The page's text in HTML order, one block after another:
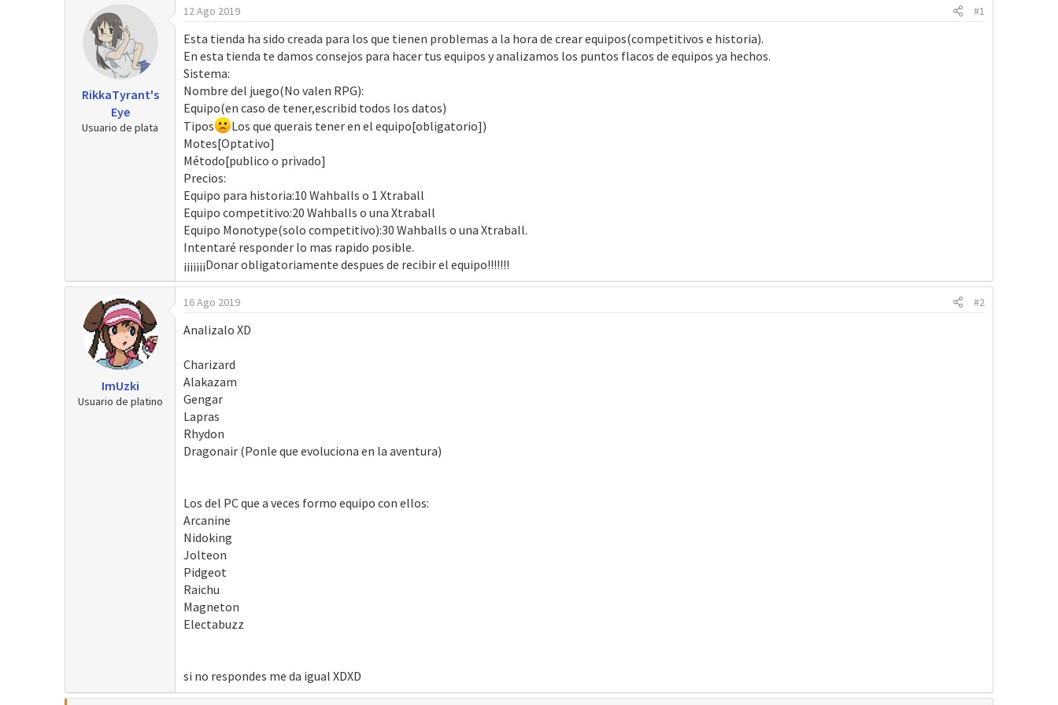
a
e
i
n
i
c
i
o
RikkaTyrant's
Eye
Usuario de plata
12 Ago 2019 #1
Esta tienda ha sido creada para los que tienen problemas a la hora de crear equipos(competitivos e historia).
En esta tienda te damos consejos para hacer tus equipos y analizamos los puntos flacos de equipos ya hechos.
Sistema:
Nombre del juego(No valen RPG):
Equipo(en caso de tener,escribid todos los datos)
Tipos
Los que querais tener en el equipo[obligatorio])
Motes[Optativo]
Método[publico o privado]
Precios:
Equipo para historia:10 Wahballs o 1 Xtraball
Equipo competitivo:20 Wahballs o una Xtraball
Equipo Monotype(solo competitivo):30 Wahballs o una Xtraball.
Intentaré responder lo mas rapido posible.
¡¡¡¡¡¡¡Donar obligatoriamente despues de recibir el equipo!!!!!!!
ImUzki
Usuario de platino
16 Ago 2019 #2
Analizalo XD
Charizard
Alakazam
Gengar
Lapras
Rhydon
Dragonair (Ponle que evoluciona en la aventura)
Los del PC que a veces formo equipo con ellos:
Arcanine
Nidoking
Jolteon
Pidgeot
Raichu
Magneton
Electabuzz
si no respondes me da igual XDXD